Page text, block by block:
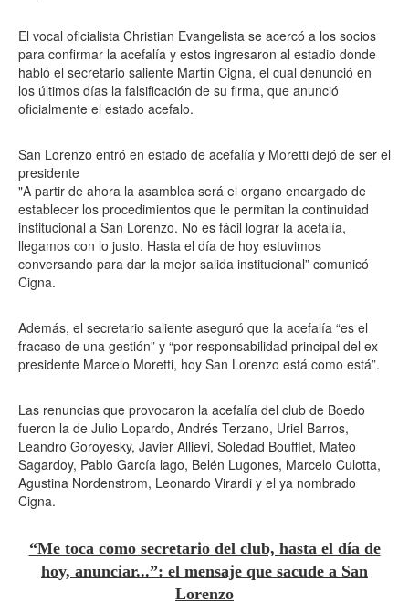
El vocal oficialista Christian Evangelista se acercó a los socios
para confirmar la acefalía y estos ingresaron al estadio donde
habló el secretario saliente Martín Cigna, el cual denunció en
los últimos días la falsificación de su firma, que anunció
oficialmente el estado acefalo.
San Lorenzo entró en estado de acefalía y Moretti dejó de ser el
presidente
"A partir de ahora la asamblea será el organo encargado de
establecer los procedimientos que le permitan la continuidad
institucional a San Lorenzo. No es fácil lograr la acefalía,
llegamos con lo justo. Hasta el día de hoy estuvimos
conversando para dar la mejor salida institucional” comunicó
Cigna.
Además, el secretario saliente aseguró que la acefalía “es el
fracaso de una gestión” y “por responsabilidad principal del ex
presidente Marcelo Moretti, hoy San Lorenzo está como está”.
Las renuncias que provocaron la acefalía del club de Boedo
fueron la de Julio Lopardo, Andrés Terzano, Uriel Barros,
Leandro Goroyesky, Javier Allievi, Soledad Boufflet, Mateo
Sagardoy, Pablo García lago, Belén Lugones, Marcelo Culotta,
Agustina Nordenstrom, Leonardo Virardi y el ya nombrado
Cigna.
“Me toca como secretario del club, hasta el día de
hoy, anunciar...”: el mensaje que sacude a San
Lorenzo